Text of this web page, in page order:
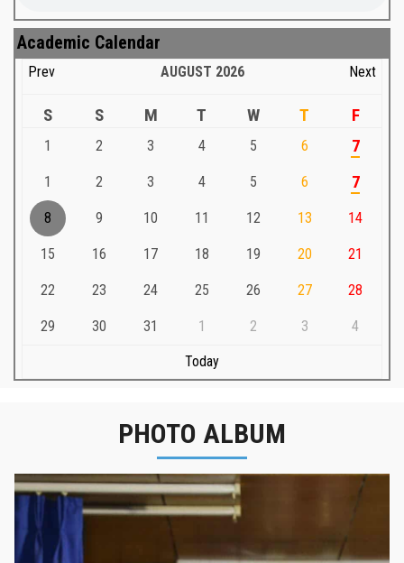
Academic Calendar
Prev AUGUST 2026 Next
S S M T W T F
1 2 3 4 5 6 7
1 2 3 4 5 6 7
8 9 10 11 12 13 14
15 16 17 18 19 20 21
22 23 24 25 26 27 28
29 30 31 1 2 3 4
Today
PHOTO ALBUM